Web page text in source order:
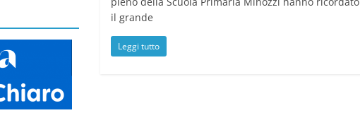
il grande
Leggi tutto